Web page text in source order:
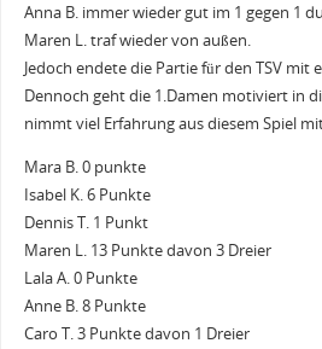
Anna B. immer wieder gut im 1 gegen 1
Maren L. traf wieder von außen.
Jedoch endete die Partie für den TSV mit
Dennoch geht die 1.Damen motiviert in
nimmt viel Erfahrung aus diesem Spiel
Mara B. 0 punkte
Isabel K. 6 Punkte
Dennis T. 1 Punkt
Maren L. 13 Punkte davon 3 Dreier
Lala A. 0 Punkte
Anne B. 8 Punkte
Caro T. 3 Punkte davon 1 Dreier